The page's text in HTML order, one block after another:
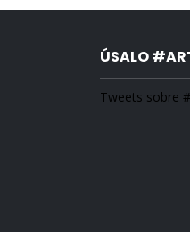
ÚSALO
Tweets sobre